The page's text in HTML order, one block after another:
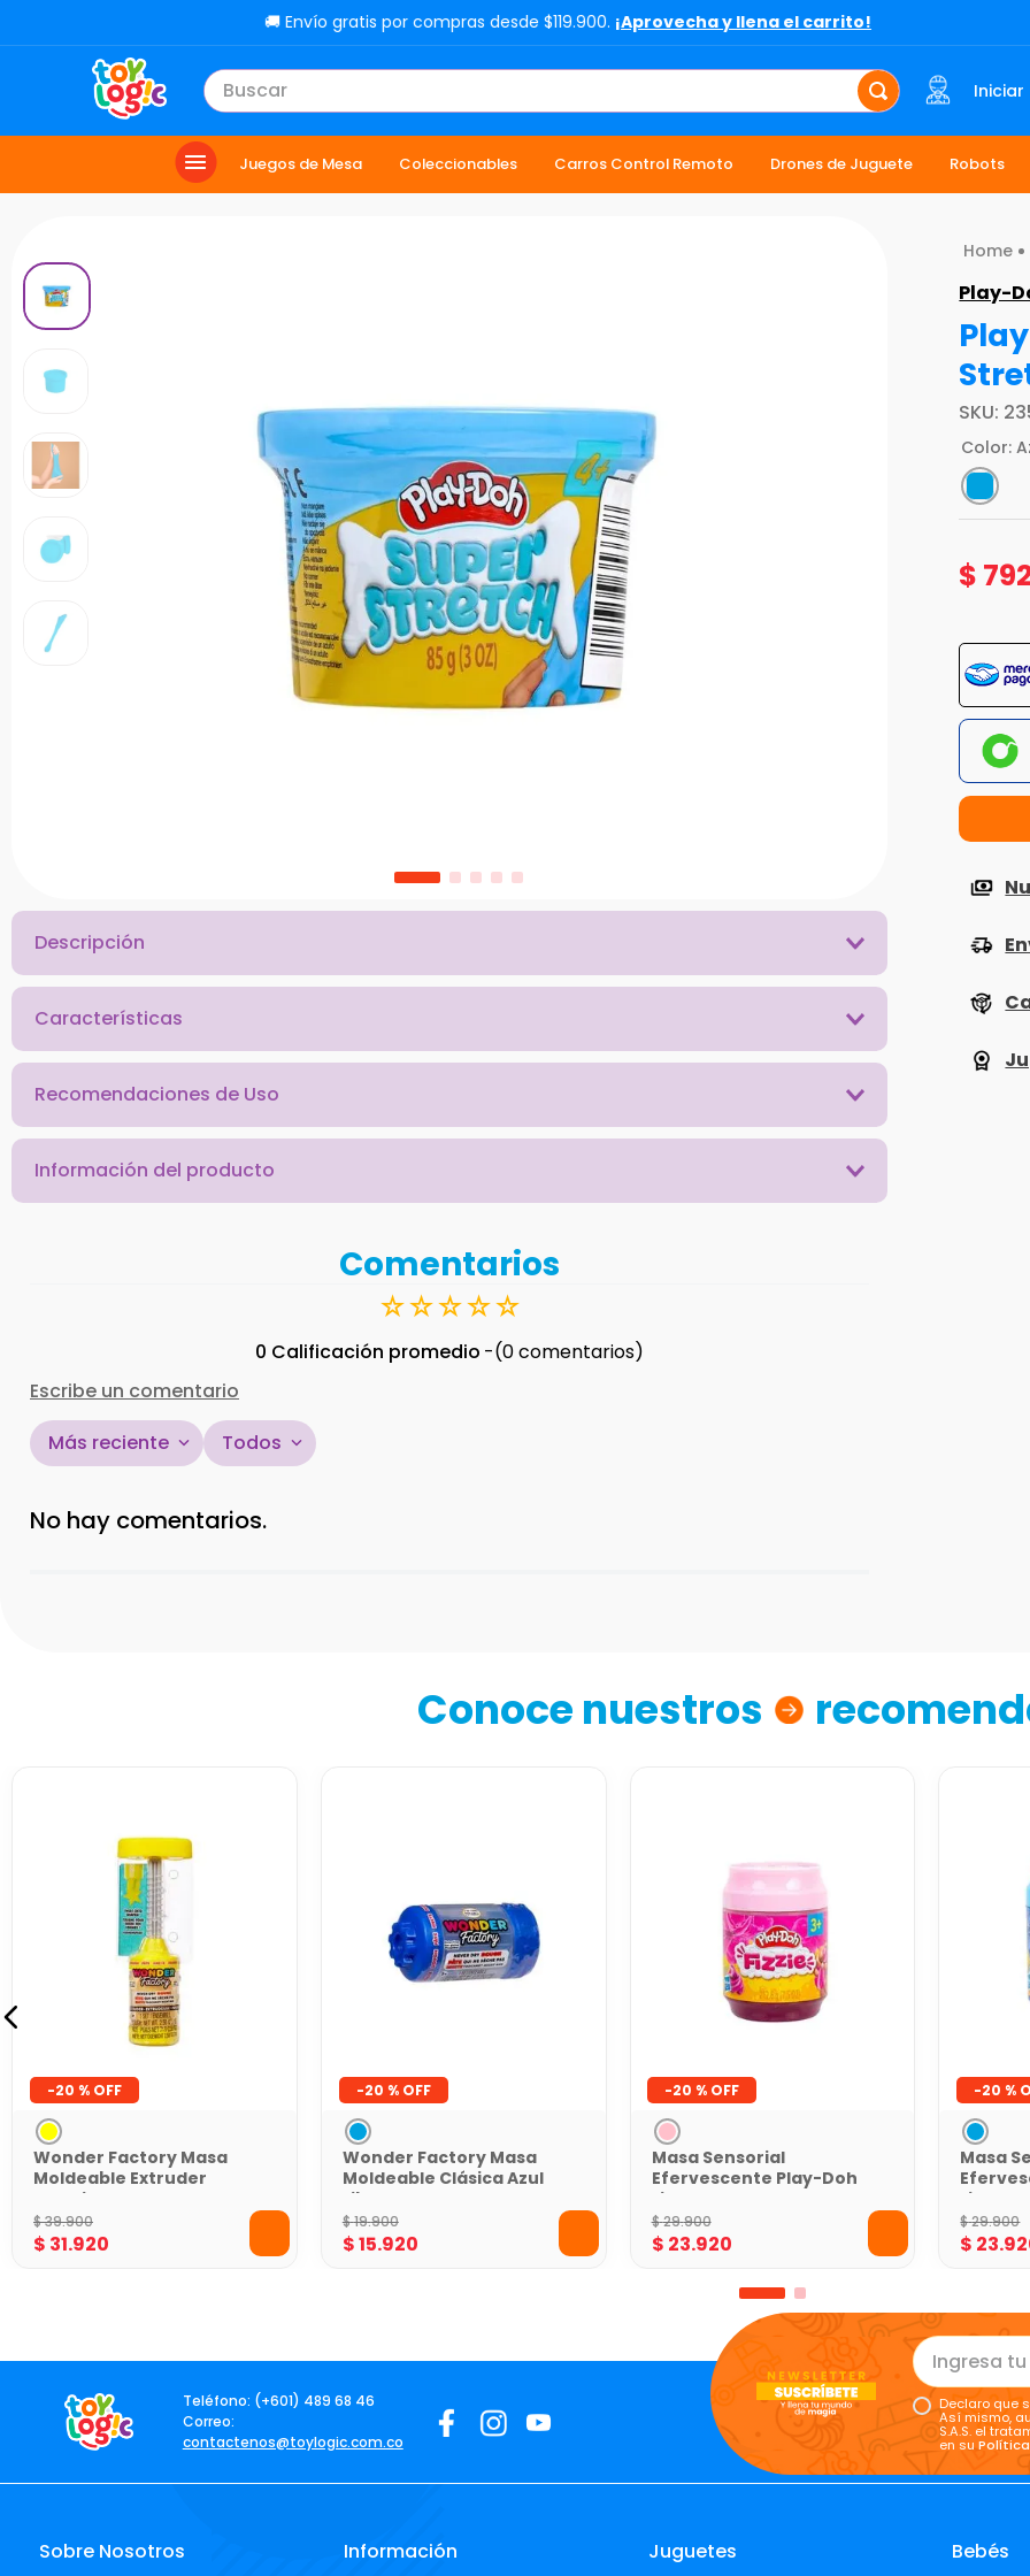
🚚 Envío gratis por compras desde $119.900. ¡Aprovecha y llena el carrito!
Buscar Iniciar
Juegos de Mesa Coleccionables Carros Control Remoto Drones de Juguete Robots
Descripción
Características
Recomendaciones de Uso
Información del producto
Comentarios
☆☆☆☆☆
0 Calificación promedio
(0 comentarios)
Escribe un comentario
Título
Escribe un comentario
Enviar comentario
Más reciente Todos
No hay comentarios.
Play-
SKU:
Color:
$
Conoce nuestros
-20 %
Wonder Factory Masa
Moldeable Extruder
Amarillo con
Accesorios Creativos
$39.900
$ 31.920
-20 %
Wonder Factory Masa
Moldeable Clásica Azul
Libre de Gluten para
Juego Creativo
$19.900
$15.920
-20 %
Masa Sensorial
Efervescente Play-Doh
Limonada de Fresa
$29.900
$ 23.920
-20 %
Masa
$29.900
$ 23.
Teléfono: (+601) 489 68 46
Correo:
contactenos@toylogic.com.co
Declaro que
Así mismo,
S.A.S. el
en su
Sobre Nosotros Información Juguetes Bebés
TÉRMINOS MÁS BUSCADOS
lol